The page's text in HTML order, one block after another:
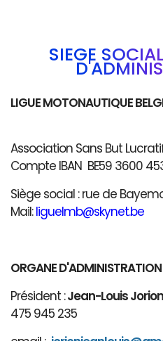
SIÈGE
LIGUE MOTONAUTIQUE
Association Sans But
Compte IBAN BE59 3600
Siège social : rue de
Mail:liguelmb@skynet.be
ORGANE D'ADMINISTRATION
Président :Jean-Louis Jorion
475 945 235